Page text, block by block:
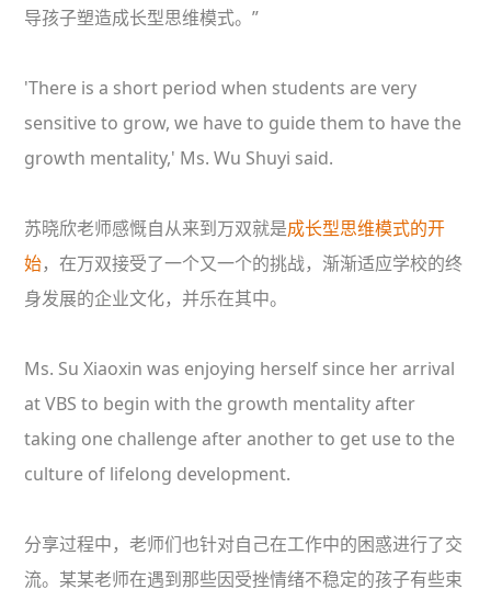
导孩子塑造成长型思维模式。”
'There is a short period when students are very
sensitive to grow, we have to guide them to have the
growth mentality,' Ms. Wu Shuyi said.
苏晓欣老师感慨自从来到万双就是成长型思维模式的开
始，在万双接受了一个又一个的挑战，渐渐适应学校的终
身发展的企业文化，并乐在其中。
Ms. Su Xiaoxin was enjoying herself since her arrival
at VBS to begin with the growth mentality after
taking one challenge after another to get use to the
culture of lifelong development.
分享过程中，老师们也针对自己在工作中的困惑进行了交
流。某某老师在遇到那些因受挫情绪不稳定的孩子有些束